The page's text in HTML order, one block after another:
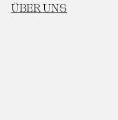
ÜBER UNS